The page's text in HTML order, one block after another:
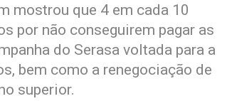
mostrou que 4 em cada 10
por não conseguirem pagar as
do Serasa voltada para a
bem como a renegociação de
superior.